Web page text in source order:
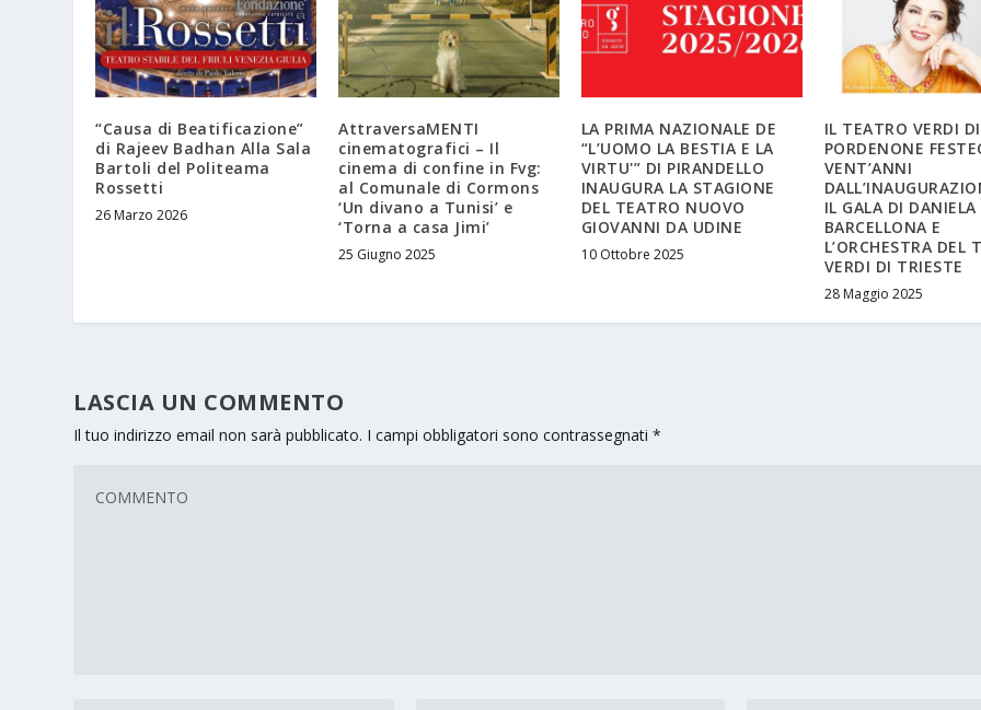
“Causa di Beatificazione”
di Rajeev Badhan Alla Sala
Bartoli del Politeama
Rossetti
26 Marzo 2026
AttraversaMENTI
cinematografici – Il
cinema di confine in Fvg:
al Comunale di Cormons
‘Un divano a Tunisi’ e
‘Torna a casa Jimi’
25 Giugno 2025
LA PRIMA NAZIONALE DE
“L’UOMO LA BESTIA E LA
VIRTU'” DI PIRANDELLO
INAUGURA LA STAGIONE
DEL TEATRO NUOVO
GIOVANNI DA UDINE
10 Ottobre 2025
IL TEATRO VERDI DI
PORDENONE
VENT’ANNI
IL GALA DI DANIELA
BARCELLONA E
L’ORCHESTRA DEL
VERDI DI TRIESTE
28 Maggio 2025
LASCIA UN COMMENTO
Il tuo indirizzo email non sarà pubblicato. I campi obbligatori sono contrassegnati*